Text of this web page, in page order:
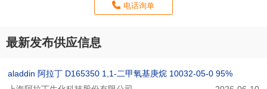
电话询单
最新发布供应信息
aladdin 阿拉丁 D165350 1,1-二甲氧基庚烷 10032-05-0 95%